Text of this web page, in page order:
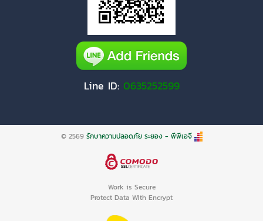
Line ID: 0635252599
© 2569 รักษาความปลอดภัย ระยอง - พีพีเอจี
Work is Secure
Protect Data With Encrypt